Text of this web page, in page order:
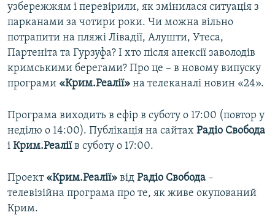
узбережжям і перевірили, як змінилася ситуація з
парканами за чотири роки. Чи можна вільно
потрапити на пляжі Лівадії, Алушти, Утеса,
Партеніта та Гурзуфа? І хто після анексії заволодів
кримськими берегами? Про це – в новому випуску
програми «Крим.Реалії» на телеканалі новин «24».
Програма виходить в ефір в суботу о 17:00 (повтор у
неділю о 14:00). Публікація на сайтах Радіо Свобода
і Крим.Реаліїв суботу о 17:00.
Проект «Крим.Реалії» від Радіо Свобода –​
телевізійна програма про те, як живе окупований
Крим.